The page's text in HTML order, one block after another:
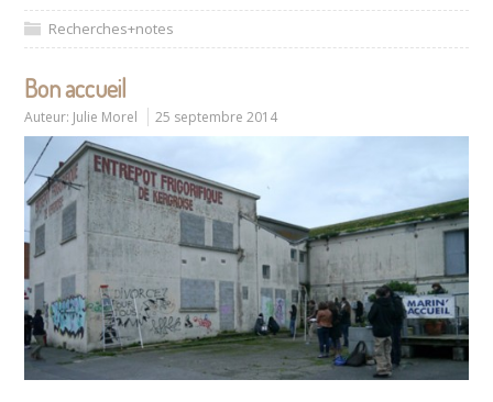
Recherches+notes
Bon accueil
Auteur: Julie Morel 25 septembre 2014